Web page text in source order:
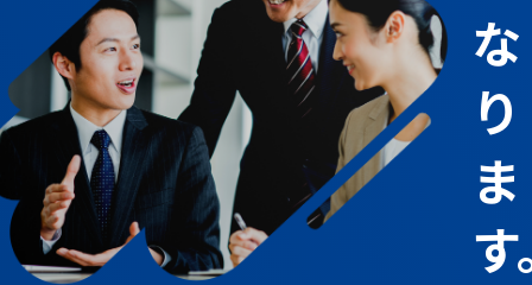
な
り
ま